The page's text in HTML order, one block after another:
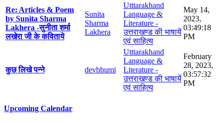
Re: Articles & Poem
by Sunita Sharma
Lakhera -सुनीता शर्मा
लखेरा जी के कविताये
Sunita
Sharma
Lakhera
Utttarakhand
Language &
Literature -
उत्तराखण्ड की भाषायें
एवं साहित्य
May 14,
2023,
03:49:18
PM
कुछ लिखे पन्ने devbhumi
Utttarakhand
Language &
Literature -
उत्तराखण्ड की भाषायें
एवं साहित्य
February
28, 2023,
03:57:32
PM
Upcoming Calendar